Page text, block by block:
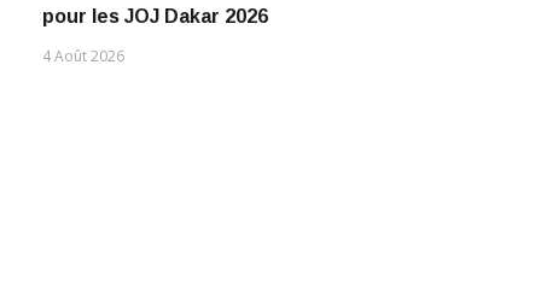
pour les JOJ Dakar 2026
4 Août 2026